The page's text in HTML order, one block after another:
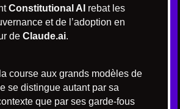
Constitutional AI rebat les
et de l’adoption en
de Claude.ai.
course aux grands modèles de
se distingue autant par sa
que par ses garde-fous